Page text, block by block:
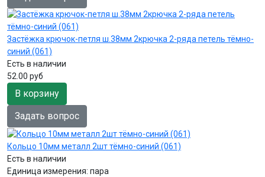
Застёжка крючок-петля ш.38мм 2крючка 2-ряда петель тёмно-
синий (061)
Есть в наличии
52.00 руб
В корзину
Задать вопрос
Кольцо 10мм металл 2шт тёмно-синий (061)
Есть в наличии
Единица измерения: пара